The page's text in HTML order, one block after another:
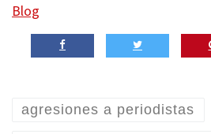
Blog
agresiones a periodistas